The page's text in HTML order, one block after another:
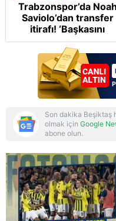
Reddet
Trabzonspor’da Noah
Saviolo’dan transfer
itirafı! ‘Başkasını
izlemeye geldi’
Son dakika Beşiktaş
olmak için Google
abone olun.